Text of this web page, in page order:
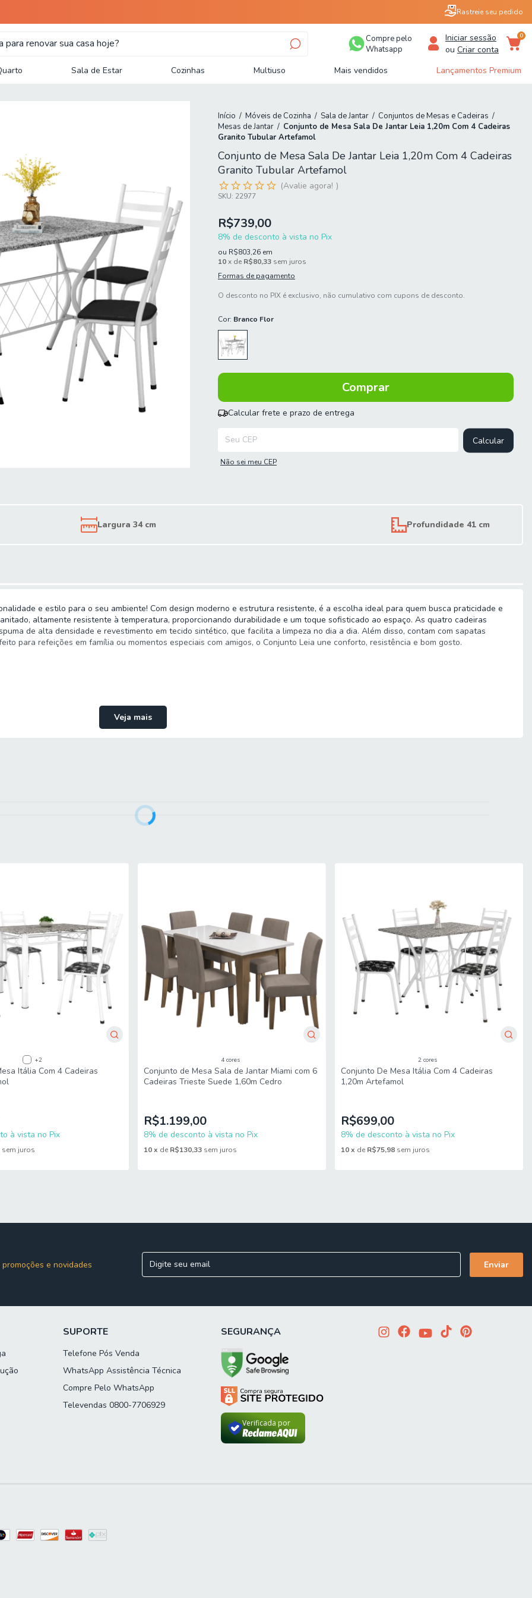
Rastreie seu pedido
Compre pelo
Whatsapp
Iniciar sessão
ou Criar conta
0
Sala de Estar Cozinhas Multiuso Mais vendidos Lançamentos Premium
Início / Móveis de Cozinha / Sala de Jantar / Conjuntos de Mesas e Cadeiras /
Mesas de Jantar / Conjunto de Mesa Sala De Jantar Leia 1,20m Com 4 Cadeiras
Granito Tubular Artefamol
Conjunto de Mesa Sala De Jantar Leia 1,20m Com 4 Cadeiras
Granito Tubular Artefamol
Avalie agora!
SKU: 22977
R$739,00
8% de desconto à vista no Pix
ou R$803,26 em
10x de R$80,33 sem juros
Formas de pagamento
O desconto no PIX é exclusivo, não cumulativo com cupons de desconto.
Cor: Branco Flor
Calcular frete e prazo de entrega
Calcular
Não sei meu CEP
Largura 34 cm Profundidade 41 cm
e estilo para o seu ambiente! Com design moderno e estrutura resistente, é a escolha ideal para quem busca praticidade e
altamente resistente à temperatura, proporcionando durabilidade e um toque sofisticado ao espaço. As quatro cadeiras
de alta densidade e revestimento em tecido sintético, que facilita a limpeza no dia a dia. Além disso, contam com sapatas
para refeições em família ou momentos especiais com amigos, o Conjunto Leia une conforto, resistência e bom gosto.
que a limpeza dos móveis seja feita com pano limpo e levemente umedecido em água e sabão neutro. Em seguida, deverá ser
porta de entrada do endereço indicado, desde que o acesso seja permitido. Para locais com portaria, a entrega será feita no piso
ou içamento. É responsabilidade do cliente verificar se as dimensões do produto são compatíveis com portas, elevadores e
sua compra.
Veja mais
+2
Itália Com 4 Cadeiras
à vista no Pix
sem juros
4 cores
Conjunto de Mesa Sala de Jantar Miami com 6
Cadeiras Trieste Suede 1,60m Cedro
R$1.199,00
8% de desconto à vista no Pix
10 x de R$130,33 sem juros
2 cores
Conjunto De Mesa Itália Com 4 Cadeiras
1,20m Artefamol
R$699,00
8% de desconto à vista no Pix
10 x de R$75,98 sem juros
e novidades
SUPORTE
Telefone Pós Venda
WhatsApp Assistência Técnica
Compre Pelo WhatsApp
Televendas 0800-7706929
SEGURANÇA
Verificada por